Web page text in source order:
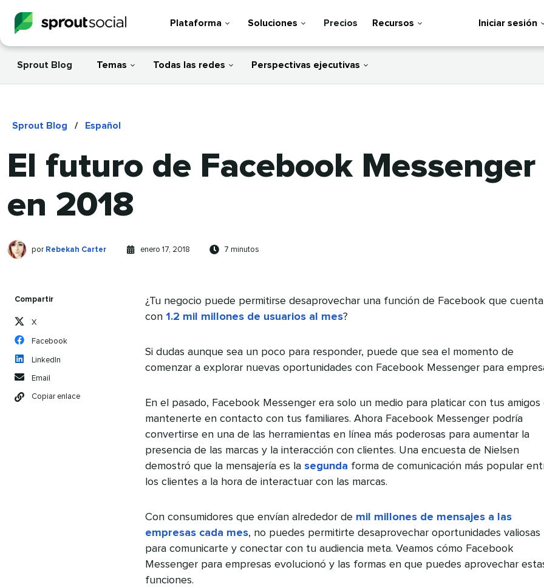
Plataforma Soluciones Precios Recursos Iniciar sesión
Sprout Blog Temas Todas las redes Perspectivas ejecutivas
Sprout Blog / Español
El futuro de Facebook
en 2018
Rebekah
Escrito
por Rebekah Carter
Publicado
enero 17, 2018
Veces
7 minutos
Compartir
X
Facebook
LinkedIn
Email
Copiar enlace
¿Tu negocio puede permitirse desaprovechar una función de Facebook que cuenta
con 1.2 mil millones de usuarios al mes?
Si dudas aunque sea un poco para responder, puede que sea el momento de
comenzar a explorar nuevas oportunidades con Facebook Messenger para
En el pasado, Facebook Messenger era solo un medio para platicar con tus amigos
mantenerte en contacto con tus familiares. Ahora Facebook Messenger podría
convertirse en una de las herramientas en línea más poderosas para aumentar la
presencia de las marcas y la interacción con clientes. Una encuesta de Nielsen
demostró que la mensajería es la segunda forma de comunicación más popular
los clientes a la hora de interactuar con las marcas.
Con consumidores que envían alrededor de mil millones de mensajes a las
empresas cada mes, no puedes permitirte desaprovechar oportunidades valiosas
para comunicarte y conectar con tu audiencia meta. Veamos cómo Facebook
Messenger para empresas evolucionó y las formas en que puedes aprovechar
funciones.